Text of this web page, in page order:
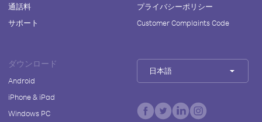
通話料
サポート
プライバシーポリシー
Customer Complaints Code
ダウンロード
Android
iPhone & iPad
Windows PC
日本語